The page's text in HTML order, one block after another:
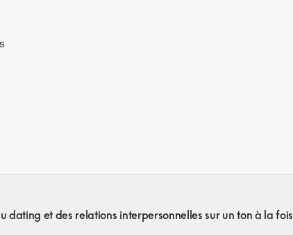
et des relations interpersonnelles sur un ton à la fois